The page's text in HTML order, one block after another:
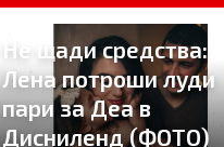
Не щади средства:
Лена потроши луди
пари за Деа в
Дисниленд (ФОТО)